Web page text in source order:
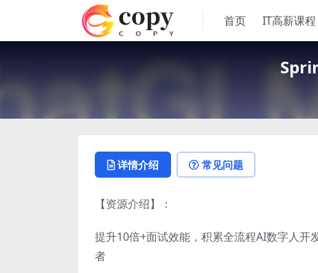
首页 IT高薪课程
详情介绍 常见问题
【资源介绍】：
提升10倍+面试效能，积累全流程AI数字人
者